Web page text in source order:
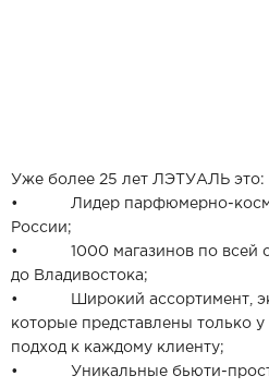
Уже более 25 лет ЛЭТУАЛЬ это:
• Лидер парфюмерно-
России;
• 1000 магазинов по всей
до Владивостока;
• Широкий ассортимент,
которые представлены только
подход к каждому клиенту;
• Уникальные бьюти-